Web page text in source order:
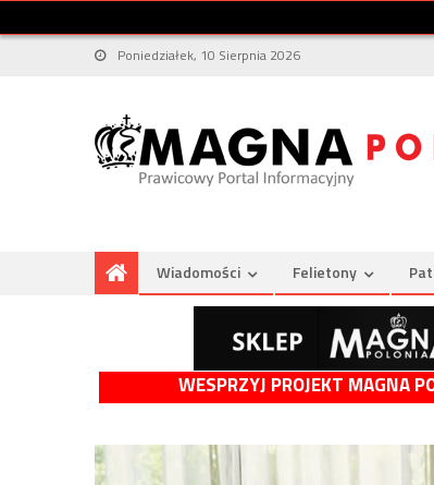
Poniedziałek, 10 Sierpnia 2026
Wiadomości Felietony
WESPRZYJ PROJEKT MAGNA